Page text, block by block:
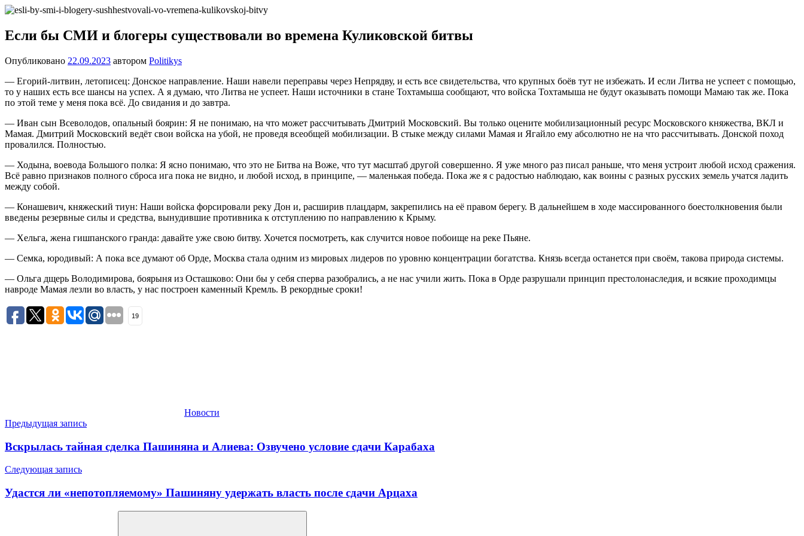
Перейти
содержимому
один
сайт
WordPress
Если бы СМИ и блогеры существовали во времена Куликовской битвы
Опубликовано 22.09.2023 автором Politikys
— Егорий-литвин, летописец: Донское направление. Наши навели переправы через Непрядву, и есть все свидетельства, что крупных боёв тут не избежать. И если Литва не успеет с помощью,
то у наших есть все шансы на успех. А я думаю, что Литва не успеет. Наши источники в стане Тохтамыша сообщают, что войска Тохтамыша не будут оказывать помощи Мамаю так же. Пока
по этой теме у меня пока всё. До свидания и до завтра.
— Иван сын Всеволодов, опальный боярин: Я не понимаю, на что может рассчитывать Дмитрий Московский. Вы только оцените мобилизационный ресурс Московского княжества, ВКЛ и
Мамая. Дмитрий Московский ведёт свои войска на убой, не проведя всеобщей мобилизации. В стыке между силами Мамая и Ягайло ему абсолютно не на что рассчитывать. Донской поход
провалился. Полностью.
— Ходына, воевода Большого полка: Я ясно понимаю, что это не Битва на Воже, что тут масштаб другой совершенно. Я уже много раз писал раньше, что меня устроит любой исход сражения.
Всё равно признаков полного сброса ига пока не видно, и любой исход, в принципе, — маленькая победа. Пока же я с радостью наблюдаю, как воины с разных русских земель учатся ладить
между собой.
— Конашевич, княжеский тиун: Наши войска форсировали реку Дон и, расширив плацдарм, закрепились на её правом берегу. В дальнейшем в ходе массированного боестолкновения были
введены резервные силы и средства, вынудившие противника к отступлению по направлению к Крыму.
— Хельга, жена гишпанского гранда: давайте уже свою битву. Хочется посмотреть, как случится новое побоище на реке Пьяне.
— Семка, юродивый: А пока все думают об Орде, Москва стала одним из мировых лидеров по уровню концентрации богатства. Князь всегда останется при своём, такова природа системы.
— Ольга дщерь Володимирова, боярыня из Осташково: Они бы у себя сперва разобрались, а не нас учили жить. Пока в Орде разрушали принцип престолонаследия, и всякие проходимцы
навроде Мамая лезли во власть, у нас построен каменный Кремль. В рекордные сроки!
19
Новости
Навигация
по
записям
Предыдущая запись
Вскрылась тайная сделка Пашиняна и Алиева: Озвучено условие сдачи Карабаха
Следующая запись
Удастся ли «непотопляемому» Пашиняну удержать власть после сдачи Арцаха